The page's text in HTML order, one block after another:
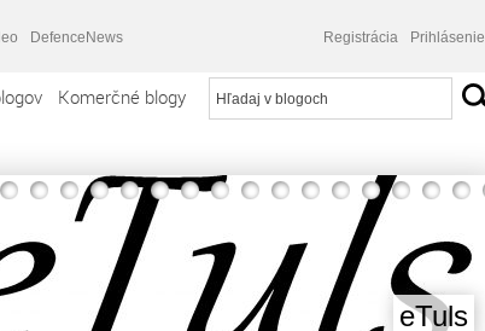
DefenceNews Registrácia Prihlásenie
Komerčné blogy
eTuls